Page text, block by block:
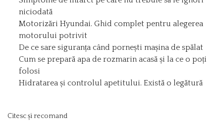
niciodată
Motorizări Hyundai. Ghid complet pentru alegerea
motorului potrivit
De ce sare siguranța când pornești mașina de spălat
Cum se prepară apa de rozmarin acasă și la ce o poți
folosi
Hidratarea și controlul apetitului. Există o legătură
Citesc și recomand